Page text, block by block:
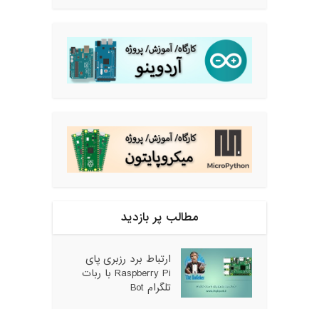
مطالب پر بازدید
ارتباط برد رزبری پای
Raspberry Pi با ربات
تلگرام Bot